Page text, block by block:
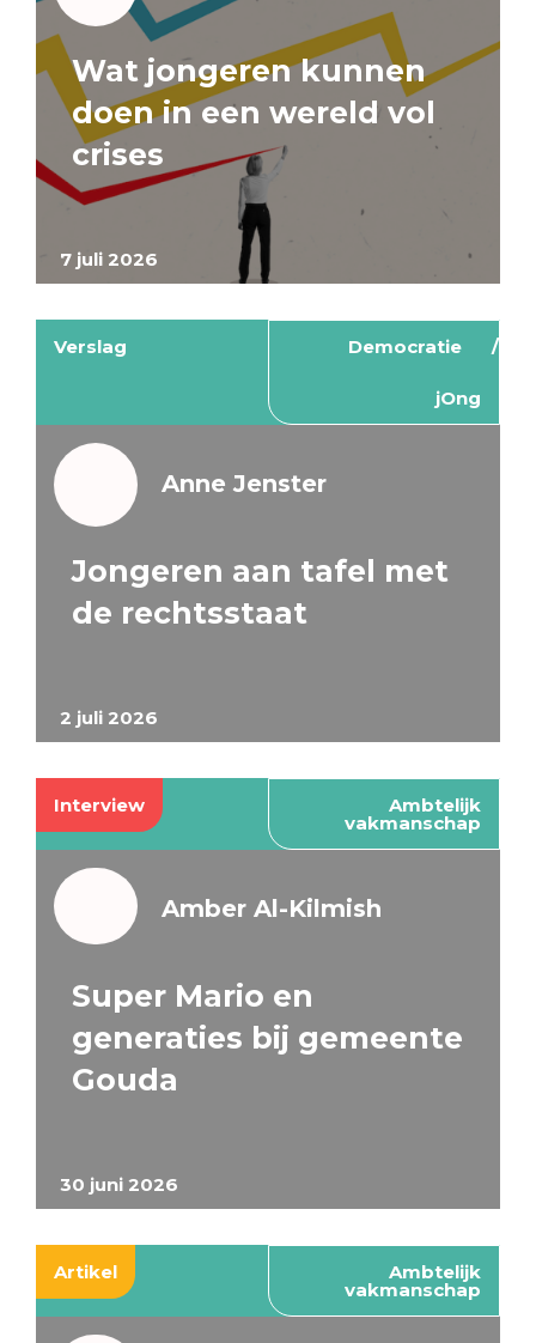
7 juli 2026
Wat jongeren kunnen
doen in een wereld vol
crises
Verslag Democratie
jOng
2 juli 2026
Anne Jenster
Jongeren aan tafel met
de rechtsstaat
Interview Ambtelijk
vakmanschap
30 juni 2026
Amber Al-Kilmish
Super Mario en
generaties bij gemeente
Gouda
Artikel Ambtelijk
vakmanschap